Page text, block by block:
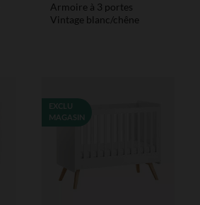
Armoire à 3 portes
Vintage blanc/chêne
EXCLU
MAGASIN